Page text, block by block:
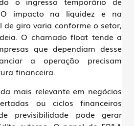
impacto na liquidez e na
de girovaria conforme o setor,
O chamadofloat tende a
que dependiam desse
a operação precisam
financeira.
mais relevante em negócios
ou ciclos financeiros
previsibilidade pode gerar